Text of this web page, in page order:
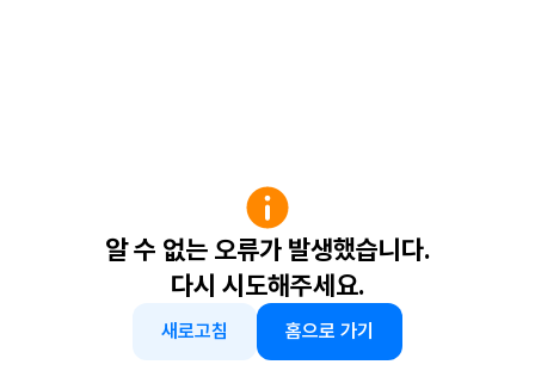
알 수 없는 오류가 발생했습니다.
다시 시도해주세요.
새로고침 홈으로 가기